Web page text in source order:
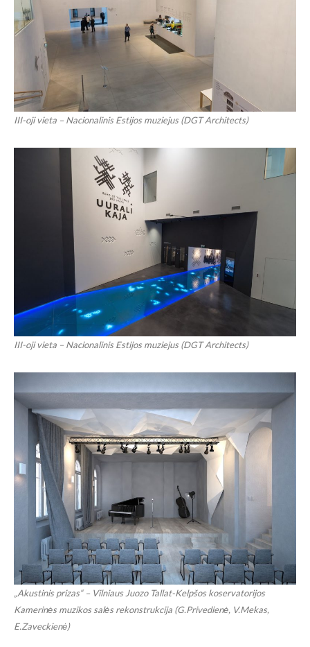
III-oji vieta – Nacionalinis Estijos muziejus (DGT Architects)
III-oji vieta – Nacionalinis Estijos muziejus (DGT Architects)
„Akustinis prizas“ – Vilniaus Juozo Tallat-Kelpšos koservatorijos
Kamerinės muzikos salės rekonstrukcija (G.Privedienė, V.Mekas,
E.Zaveckienė)